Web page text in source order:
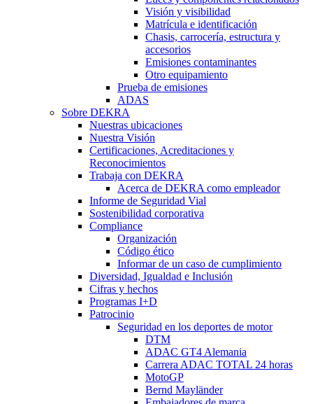
Visión y visibilidad
Matrícula e identificación
Chasis, carrocería, estructura y
accesorios
Emisiones contaminantes
Otro equipamiento
Prueba de emisiones
ADAS
Sobre DEKRA
Nuestras ubicaciones
Nuestra Visión
Certificaciones, Acreditaciones y
Reconocimientos
Trabaja con DEKRA
Acerca de DEKRA como empleador
Informe de Seguridad Vial
Sostenibilidad corporativa
Compliance
Organización
Código ético
Informar de un caso de cumplimiento
Diversidad, Igualdad e Inclusión
Cifras y hechos
Programas I+D
Patrocinio
Seguridad en los deportes de motor
DTM
ADAC GT4 Alemania
Carrera ADAC TOTAL 24 horas
MotoGP
Bernd Mayländer